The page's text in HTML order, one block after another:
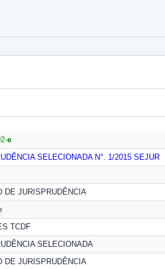
e
SELECIONADA N°. 1/2015 SEJUR
DE JURISPRUDÊNCIA
TCDF
SELECIONADA
DE JURISPRUDÊNCIA